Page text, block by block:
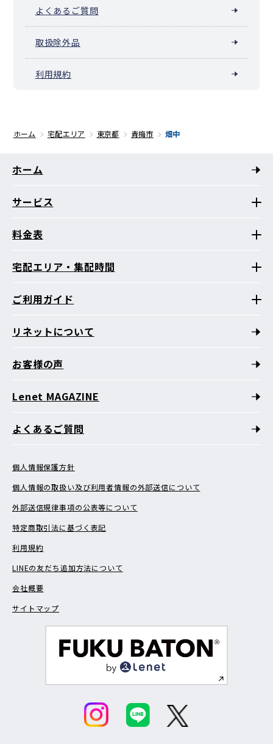
よくあるご質問
取扱除外品
利用規約
ホーム 宅配エリア 東京都 青梅市 畑中
ホーム
サービス
料金表
宅配エリア・集配時間
ご利用ガイド
リネットについて
お客様の声
Lenet MAGAZINE
よくあるご質問
個人情報保護方針
個人情報の取扱い及び利用者情報の外部送信について
外部送信規律事項の公表等について
特定商取引法に基づく表記
利用規約
LINEの友だち追加方法について
会社概要
サイトマップ